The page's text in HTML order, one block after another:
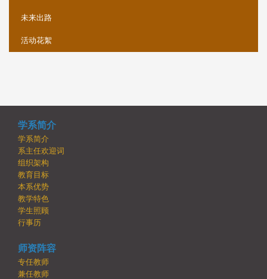
未来出路
活动花絮
学系简介
学系简介
系主任欢迎词
组织架构
教育目标
本系优势
教学特色
学生照顾
行事历
师资阵容
专任教师
兼任教师